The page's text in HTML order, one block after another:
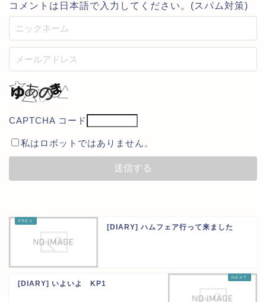
コメントは日本語で入力してください。(スパム対策)
CAPTCHA コード
私はロボットではありません。
[DIARY] ハムフェア行って来ました
[DIARY] いよいよ KP1